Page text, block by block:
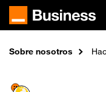
Skip to main content
Inicio
Sobre nosotros